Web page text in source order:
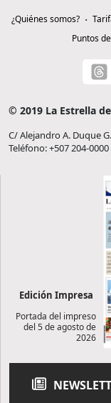
¿Quiénes somos?
Puntos
© 2019 La Estrella
C/ Alejandro A. Duque
Teléfono: +507 204-0000
Edición Impresa
Portada del impreso
del 5 de agosto de
2026